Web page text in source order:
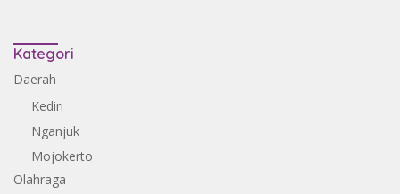
Kategori
Daerah
Kediri
Nganjuk
Mojokerto
Olahraga